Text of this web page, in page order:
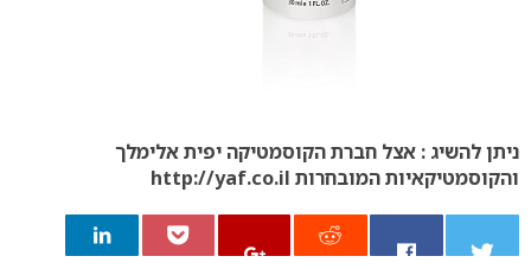
ניתן להשיג : אצל חברת הקוסמטיקה יפית אלימלך
והקוסמטיקאיות המובחרות http://yaf.co.il